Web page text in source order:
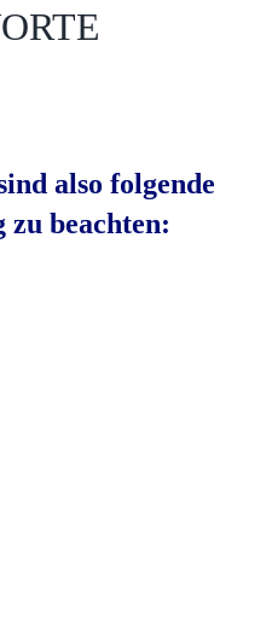
also folgende
beachten: